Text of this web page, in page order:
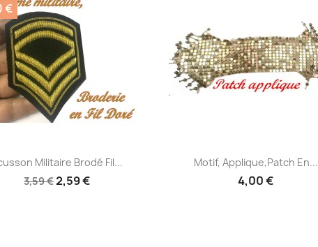
Aperçu rapide
Militaire Brodé Fil...
3,59 €2,59 €
€
Aperçu rapide
Motif, Applique,Patch En...
4,00 €